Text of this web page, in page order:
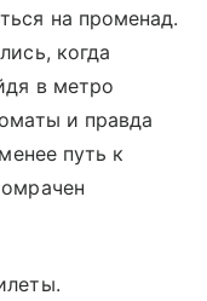
на променад.
когда
в метро
и правда
путь к